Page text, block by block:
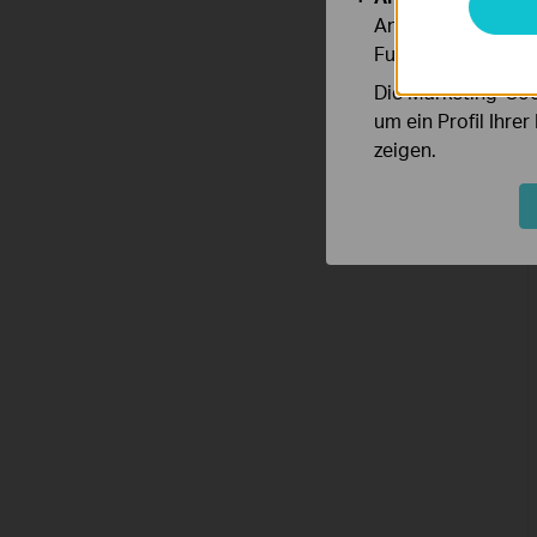
Analyse-Cookies
Funktionsweise
Die Marketing-
um ein Profil Ihrer
zeigen.